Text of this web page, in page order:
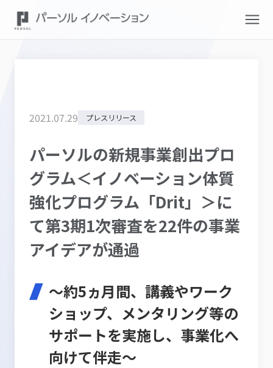
2021.07.29 プレスリリース
パーソルの新規事業創出プロ
グラム＜イノベーション体質
強化プログラム「Drit」＞に
て第3期1次審査を22件の事業
アイデアが通過
～約5ヵ月間、講義やワーク
ショップ、メンタリング等の
サポートを実施し、事業化へ
向けて伴走～